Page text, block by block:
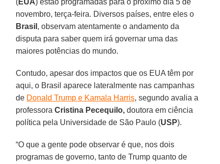
novembro, terça-feira. Diversos países, entre eles o
Brasil , observam atentamente o andamento da
disputa para saber quem irá governar uma das
maiores potências do mundo.
Contudo, apesar dos impactos que os EUA têm por
aqui, o Brasil aparece lateralmente nas campanhas
de Donald Trump e Kamala Harris, segundo avalia a
professoraCristina Pecequilo, doutora em ciência
política pela Universidade de São Paulo (USP).
“O que a gente pode observar é que, nos dois
programas de governo, tanto de Trump quanto de